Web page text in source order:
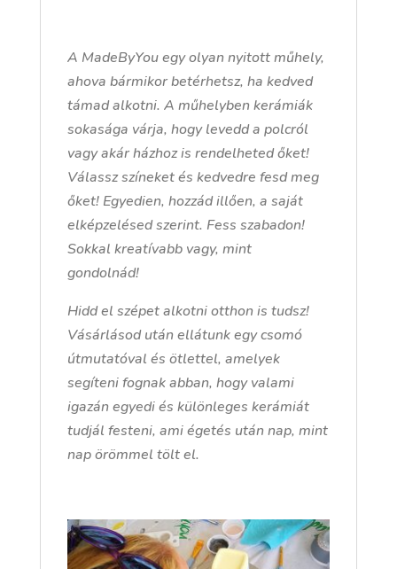
A MadeByYou egy olyan nyitott műhely,
ahova bármikor betérhetsz, ha kedved
támad alkotni. A műhelyben kerámiák
sokasága várja, hogy levedd a polcról
vagy akár házhoz is rendelheted őket!
Válassz színeket és kedvedre fesd meg
őket! Egyedien, hozzád illően, a saját
elképzelésed szerint. Fess szabadon!
Sokkal kreatívabb vagy, mint
gondolnád!
Hidd el szépet alkotni otthon is tudsz!
Vásárlásod után ellátunk egy csomó
útmutatóval és ötlettel, amelyek
segíteni fognak abban, hogy valami
igazán egyedi és különleges kerámiát
tudjál festeni, ami égetés után nap, mint
nap örömmel tölt el.